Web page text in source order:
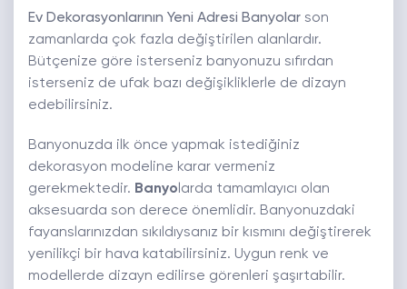
Ev Dekorasyonlarının Yeni Adresi Banyolar son
zamanlarda çok fazla değiştirilen alanlardır.
Bütçenize göre isterseniz banyonuzu sıfırdan
isterseniz de ufak bazı değişikliklerle de dizayn
edebilirsiniz.
Banyonuzda ilk önce yapmak istediğiniz
dekorasyon modeline karar vermeniz
gerekmektedir. Banyo larda tamamlayıcı olan
aksesuarda son derece önemlidir. Banyonuzdaki
fayanslarınızdan sıkıldıysanız bir kısmını değiştirerek
yenilikçi bir hava katabilirsiniz. Uygun renk ve
modellerde dizayn edilirse görenleri şaşırtabilir.